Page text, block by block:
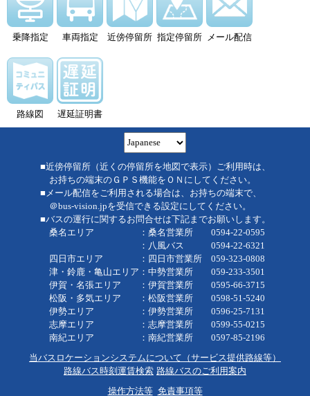
乗降指定 車両指定 近傍停留所 指定停留所 メール配信
路線図 遅延証明書
■近傍停留所（近くの停留所を地図で表示）ご利用時は、
お持ちの端末のＧＰＳ機能をＯＮにしてください。
■メール配信をご利用される場合は、お持ちの端末で、
＠bus-vision.jpを受信できる設定にしてください。
■バスの運行に関するお問合せは下記までお願いします。
桑名エリア ：桑名営業所 0594-22-0595
：八風バス 0594-22-6321
四日市エリア ：四日市営業所 059-323-0808
津・鈴鹿・亀山エリア：中勢営業所 059-233-3501
伊賀・名張エリア ：伊賀営業所 0595-66-3715
松阪・多気エリア ：松阪営業所 0598-51-5240
伊勢エリア ：伊勢営業所 0596-25-7131
志摩エリア ：志摩営業所 0599-55-0215
南紀エリア ：南紀営業所 0597-85-2196
当バスロケーションシステムについて（サービス提供路線等）
路線バス時刻運賃検索 路線バスのご利用案内
操作方法等 免責事項等